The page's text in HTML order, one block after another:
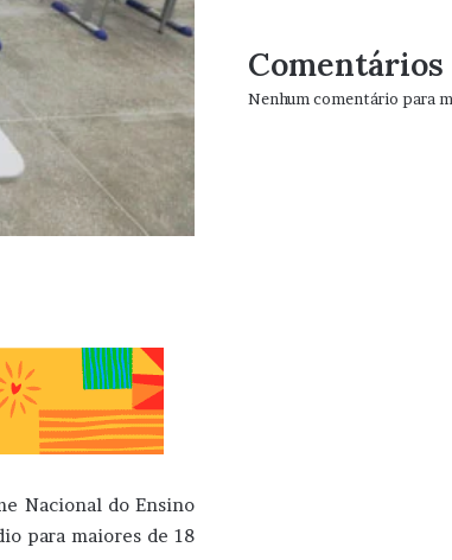
Nacional do Ensino
para maiores de 18
Comentários
Nenhum comentário para